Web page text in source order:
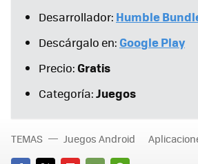
Desarrollador: Humble
Descárgalo en: Google Play
Precio:Gratis
Categoría:Juegos
TEMAS Juegos Android